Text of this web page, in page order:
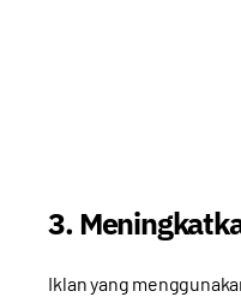
3.
Iklan yang